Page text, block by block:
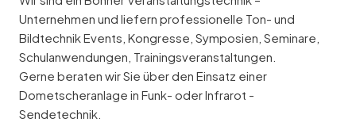
Unternehmen und liefern professionelle Ton- und
Bildtechnik Events, Kongresse, Symposien, Seminare,
Schulanwendungen, Trainingsveranstaltungen.
Gerne beraten wir Sie über den Einsatz einer
Dometscheranlage in Funk- oder Infrarot -
Sendetechnik.